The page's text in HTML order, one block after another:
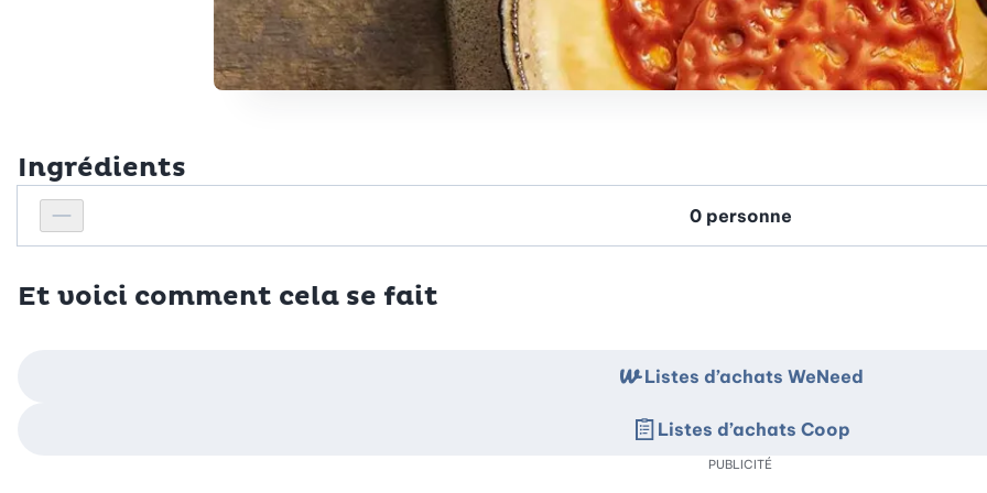
Ingrédients
Réduire le nombre de personnes
Personnes
Et voici comment cela se fait
Listes d’achats WeNeed
Listes d’achats Coop
PUBLICITÉ